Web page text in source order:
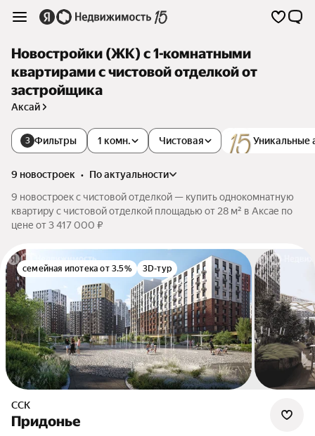
Новостройки (ЖК) с 1-комнатными
квартирами с чистовой отделкой от
застройщика
Аксай
3 Фильтры Уникальные
1 комн. Чистовая
9 новостроек •
по актуальности
9 новостроек с чистовой отделкой — купить однокомнатную
квартиру с чистовой отделкой площадью от 28 м² в Аксае по
цене от 3 417 000 ₽
семейная ипотека от 3.5% 3D-тур
ССК
Придонье